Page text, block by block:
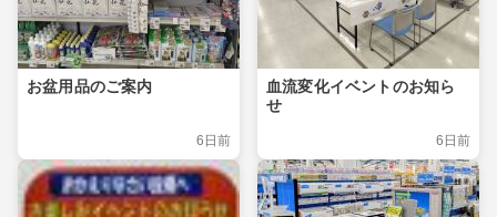
お盆用品のご案内
6日前
血流変化イベントのお知ら
せ
6日前